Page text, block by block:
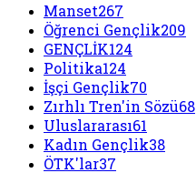
Manset267
Öğrenci Gençlik209
GENÇLİK124
Politika124
İşçi Gençlik70
Zırhlı Tren'in Sözü68
Uluslararası61
Kadın Gençlik38
ÖTK'lar37